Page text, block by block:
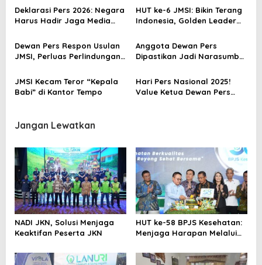
p
o
s
Deklarasi Pers 2026: Negara
Harus Hadir Jaga Media
HUT ke-6 JMSI: Bikin Terang
Indonesia, Golden Leader
Dewan Pers Respon Usulan
JMSI, Perluas Perlindungan
Anggota Dewan Pers
Dipastikan Jadi Narasumber
JMSI Kecam Teror “Kepala
Babi” di Kantor Tempo
Hari Pers Nasional 2025!
Value Ketua Dewan Pers
Jangan Lewatkan
NADI JKN, Solusi Menjaga
Keaktifan Peserta JKN
HUT ke-58 BPJS Kesehatan:
Menjaga Harapan Melalui
Bersama